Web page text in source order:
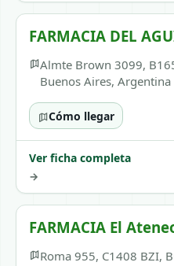
FARMACIA DEL
Almte Brown 3099,
Buenos Aires, Argentina
Cómo llegar
Ver ficha completa
→
FARMACIA El
Roma 955, C1408 BZI,